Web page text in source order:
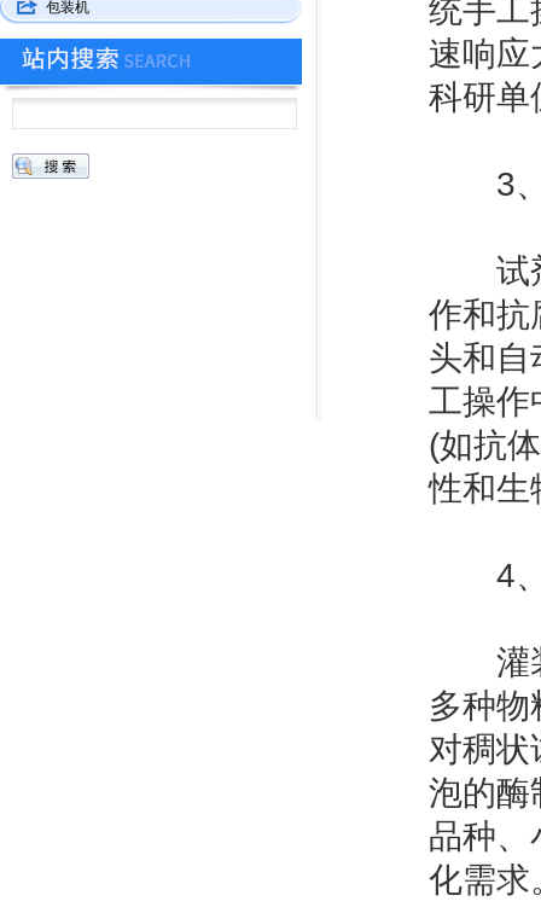
统手工
速响应
科研单
3、
试剂
作和抗
头和自
工操作
(如抗
性和生
4、
灌装
多种物
对稠
泡的酶
品种、
化需求
包装机